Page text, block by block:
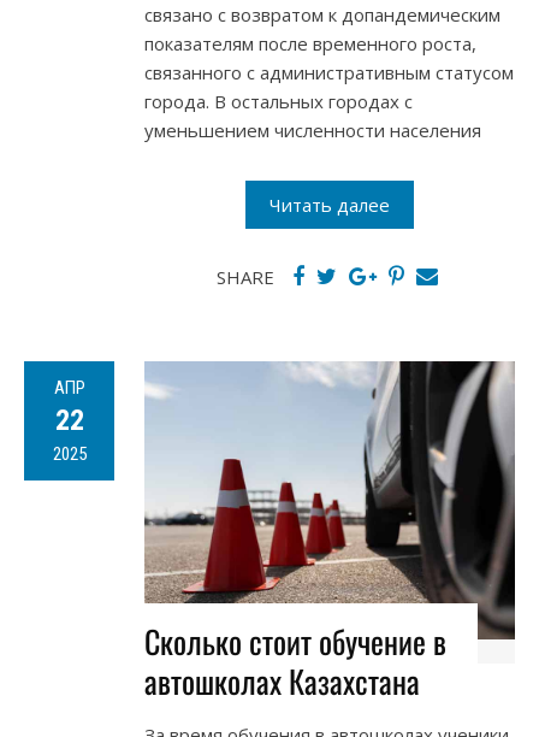
связано с возвратом к допандемическим
показателям после временного роста,
связанного с административным статусом
города. В остальных городах с
уменьшением численности населения
Читать далее
SHARE
АПР
22
2025
Сколько стоит обучение в
автошколах Казахстана